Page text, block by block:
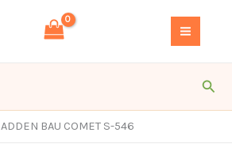
ADDEN BAU COMET S-546